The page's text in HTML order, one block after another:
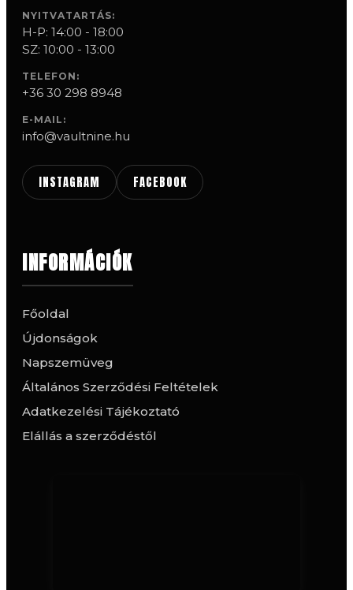
NYITVATARTÁS:
H-P: 14:00 - 18:00
SZ: 10:00 - 13:00
TELEFON:
+36 30 298 8948
E-MAIL:
info@vaultnine.hu
INSTAGRAM FACEBOOK
INFORMÁCIÓK
Főoldal
Újdonságok
Napszemüveg
Általános Szerződési Feltételek
Adatkezelési Tájékoztató
Elállás a szerződéstől